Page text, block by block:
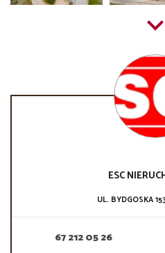
ESC
UL. BYDGOSKA
67 212 05 26